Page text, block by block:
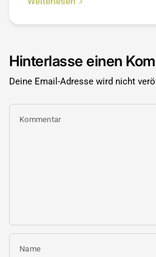
Hinterlasse einen
Deine Email-Adresse wird nicht
Kommentar
Name